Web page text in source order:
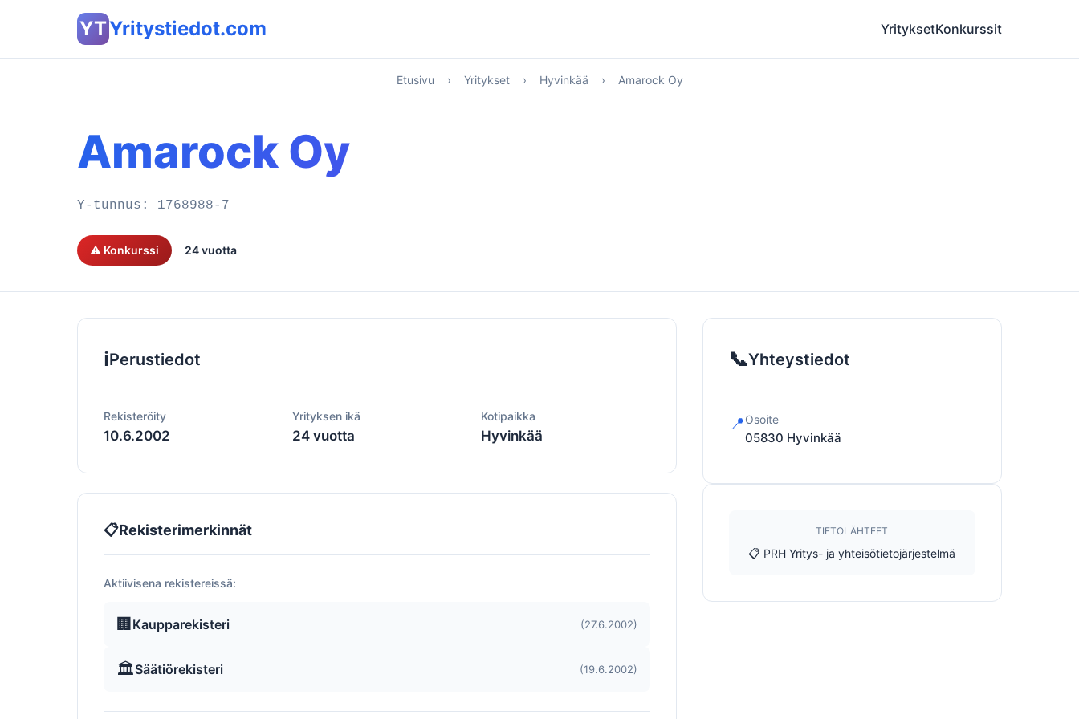
YTYritystiedot.com YrityksetKonkurssit
Etusivu › Yritykset › Hyvinkää › Amarock Oy
Amarock Oy
Y-tunnus: 1768988-7
⚠️ Konkurssi 24 vuotta
ℹ️Perustiedot
Rekisteröity
10.6.2002
Yrityksen ikä
24 vuotta
Kotipaikka
Hyvinkää
📋Rekisterimerkinnät
Aktiivisena rekistereissä:
🏢 Kaupparekisteri (27.6.2002)
🏛️Säätiörekisteri (19.6.2002)
📞Yhteystiedot
📍Osoite
05830 Hyvinkää
TIETOLÄHTEET
📋 PRH Yritys- ja yhteisötietojärjestelmä